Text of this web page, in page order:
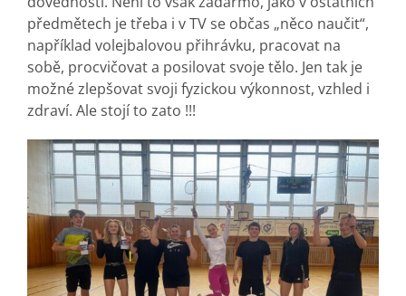
předmětech je třeba i v TV se občas „něco naučit“,
například volejbalovou přihrávku, pracovat na
sobě, procvičovat a posilovat svoje tělo. Jen tak je
možné zlepšovat svoji fyzickou výkonnost, vzhled i
zdraví. Ale stojí to zato !!!